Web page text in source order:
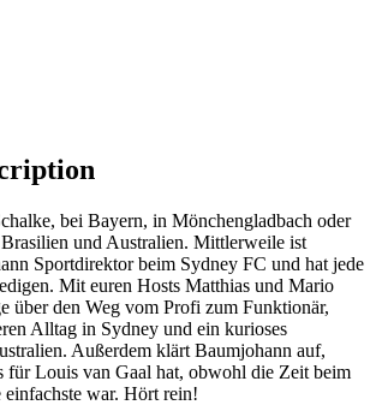
bei Bayern, in Mönchengladbach oder
und Australien. Mittlerweile ist
Sportdirektor beim Sydney FC und hat jede
Mit euren Hosts Matthias und Mario
über den Weg vom Profi zum Funktionär,
Alltag in Sydney und ein kurioses
Außerdem klärt Baumjohann auf,
für Louis van Gaal hat, obwohl die Zeit beim
war. Hört rein!